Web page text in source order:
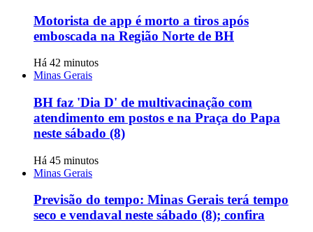
Motorista de app é morto a tiros após
emboscada na Região Norte de BH
Há 42 minutos
Minas Gerais
BH faz 'Dia D' de multivacinação com
atendimento em postos e na Praça do Papa
neste sábado (8)
Há 45 minutos
Minas Gerais
Previsão do tempo: Minas Gerais terá tempo
seco e vendaval neste sábado (8); confira